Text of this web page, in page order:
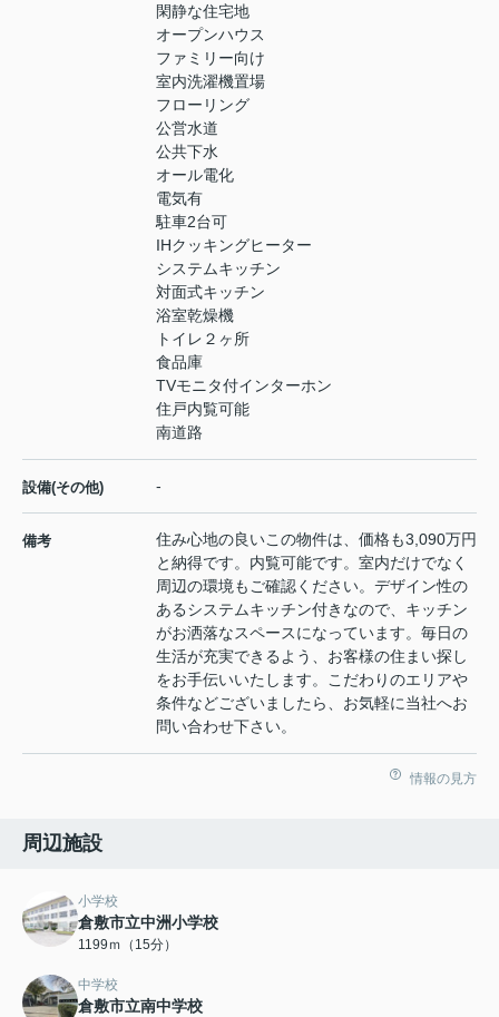
閑静な住宅地
オープンハウス
ファミリー向け
室内洗濯機置場
フローリング
公営水道
公共下水
オール電化
電気有
駐車2台可
IHクッキングヒーター
システムキッチン
対面式キッチン
浴室乾燥機
トイレ２ヶ所
食品庫
TVモニタ付インターホン
住戸内覧可能
南道路
設備(その他) -
備考
住み心地の良いこの物件は、価格も3,090万円
と納得です。内覧可能です。室内だけでなく
周辺の環境もご確認ください。デザイン性の
あるシステムキッチン付きなので、キッチン
がお洒落なスペースになっています。毎日の
生活が充実できるよう、お客様の住まい探し
をお手伝いいたします。こだわりのエリアや
条件などございましたら、お気軽に当社へお
問い合わせ下さい。
情報の見方
周辺施設
小学校
倉敷市立中洲小学校
1199ｍ（15分）
中学校
倉敷市立南中学校